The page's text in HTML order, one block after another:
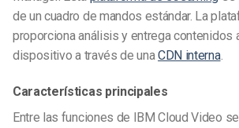
de un cuadro de mandos estándar. La
proporciona análisis y entrega contenidos
dispositivo a través de unaCDN interna.
Características principales
Entre las funciones de IBM Cloud Video